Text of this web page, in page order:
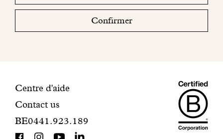
boite
Confirmer
Informations
de
contact
Centre d'aide
Contact us
BE0441.923.189
is